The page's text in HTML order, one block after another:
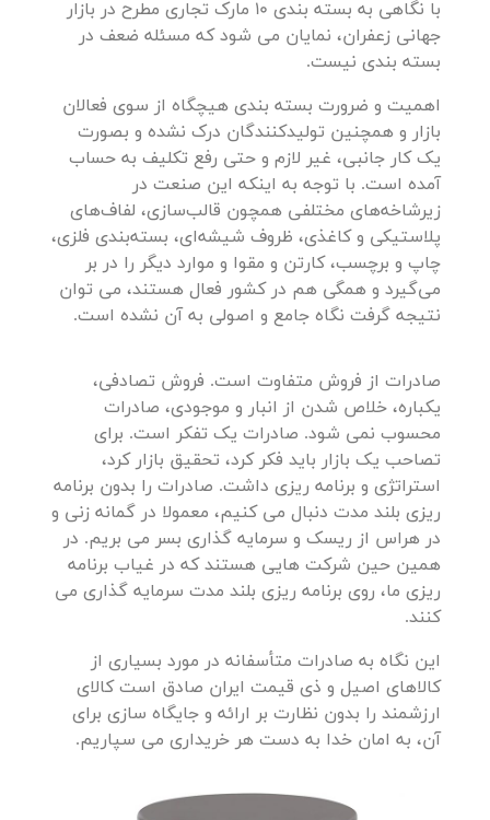
با نگاهی به بسته بندی 10 مارک تجاری مطرح در بازار
جهانی زعفران، نمایان می شود که مسئله ضعف در
بسته بندی نیست.
اهمیت و ضرورت بسته بندی هیچگاه از سوی فعالان
بازار و همچنین تولیدکنندگان درک نشده و بصورت
یک کار جانبی، غیر لازم و حتی رفع تکلیف به حساب
آمده است. با توجه به اینکه این صنعت در
زیرشاخه‌های مختلفی همچون قالب‌سازی، لفاف‌های
پلاستیکی و کاغذی، ظروف شیشه‌ای، بسته‌بندی فلزی،
چاپ و برچسب، کارتن و مقوا و موارد دیگر را در بر
می‌گیرد و همگی هم در کشور فعال هستند، می توان
نتیجه گرفت نگاه جامع و اصولی به آن نشده است.
صادرات از فروش متفاوت است. فروش تصادفی،
یکباره، خلاص شدن از انبار و موجودی، صادرات
محسوب نمی شود. صادرات یک تفکر است. برای
تصاحب یک بازار باید فکر کرد، تحقیق بازار کرد،
استراتژی و برنامه ریزی داشت. صادرات را بدون برنامه
ریزی بلند مدت دنبال می کنیم، معمولا در گمانه زنی و
در هراس از ریسک و سرمایه گذاری بسر می بریم. در
همین حین شرکت هایی هستند که در غیاب برنامه
ریزی ما، روی برنامه ریزی بلند مدت سرمایه گذاری می
کنند.
این نگاه به صادرات متأسفانه در مورد بسیاری از
کالاهای اصیل و ذی قیمت ایران صادق است کالای
ارزشمند را بدون نظارت بر ارائه و جایگاه سازی برای
آن، به امان خدا به دست هر خریداری می سپاریم.